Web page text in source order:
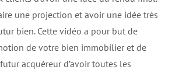
une projection et avoir une idée très
bien. Cette vidéo a pour but de
de votre bien immobilier et de
acquéreur d’avoir toutes les